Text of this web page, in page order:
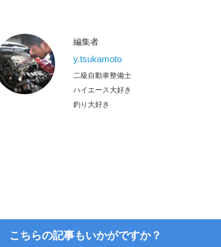
編集者
y.tsukamoto
二級自動車整備士
ハイエース大好き
釣り大好き
こちらの記事もいかがですか？